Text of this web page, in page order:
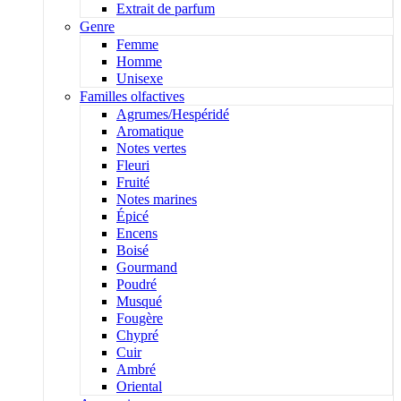
Extrait de parfum
Genre
Femme
Homme
Unisexe
Familles olfactives
Agrumes/Hespéridé
Aromatique
Notes vertes
Fleuri
Fruité
Notes marines
Épicé
Encens
Boisé
Gourmand
Poudré
Musqué
Fougère
Chypré
Cuir
Ambré
Oriental